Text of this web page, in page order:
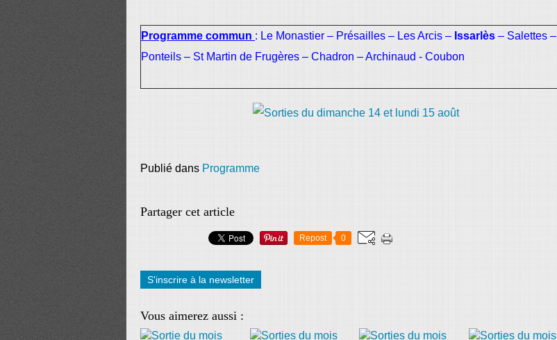
Programme commun : Le Monastier – Présailles – Les Arcis – Issarlès – Salettes –
Ponteils – St Martin de Frugères – Chadron – Archinaud - Coubon
Publié dans Programme
Partager cet article
Repost 0
S'inscrire à la newsletter
Vous aimerez aussi :